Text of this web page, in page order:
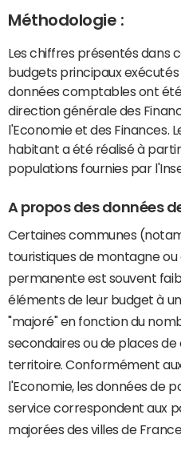
Méthodologie :
Les chiffres présentés dans
budgets principaux
données comptables ont
direction générale des
l'Economie et des Finances.
habitant a été réalisé à
populations fournies par
A propos des données
Certaines communes
touristiques de montagne
permanente est souvent
éléments de leur budget à
"majoré" en fonction du
secondaires ou de places
territoire. Conformément
l'Economie, les données de
service correspondent aux
majorées des villes de